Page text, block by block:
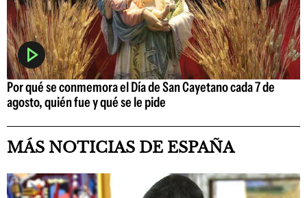
Por qué se conmemora el Día de San Cayetano cada 7 de
agosto, quién fue y qué se le pide
MÁS NOTICIAS DE ESPAÑA